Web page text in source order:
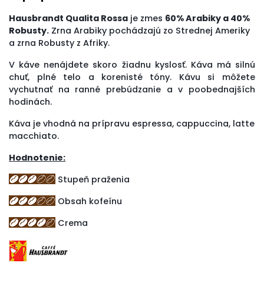
Hausbrandt Qualita Rossa je zmes 60% Arabiky a 40%
Robusty. Zrna Arabiky pochádzajú zo Strednej Ameriky
a zrna Robusty z Afriky.
V káve nenájdete skoro žiadnu kyslosť. Káva má silnú
chuť, plné telo a korenisté tóny. Kávu si môžete
vychutnať na ranné prebúdzanie a v poobednajších
hodinách.
Káva je vhodná na prípravu espressa, cappuccina, latte
macchiato.
Hodnotenie:
Stupeň praženia
Obsah kofeínu
Crema